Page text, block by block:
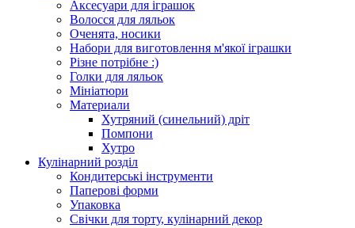
Аксесуари для іграшок
Волосся для ляльок
Оченята, носики
Набори для виготовлення м'якої іграшки
Різне потрібне :)
Голки для ляльок
Мініатюри
Материали
Хутряний (синельний) дріт
Помпони
Хутро
Кулінарний розділ
Кондитерські інструменти
Паперові форми
Упаковка
Свічки для торту, кулінарний декор